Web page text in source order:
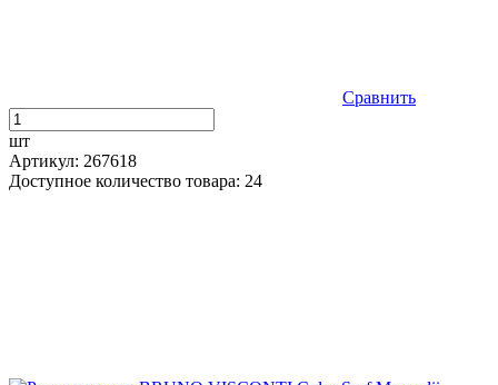
Сравнить
шт
Артикул: 267618
Доступное количество товара: 24